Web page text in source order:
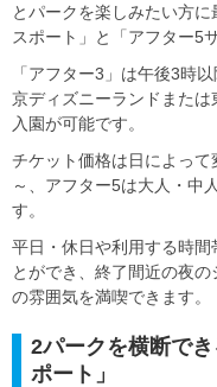
とパークを楽しみたい方
スポート」と「アフター5
「アフター3」は午後3時
京ディズニーランドまた
入園が可能です。
チケット価格は日によっ
～、アフター5は大人・中
す。
平日・休日や利用する時間
とができ、終了間近の夜
の雰囲気を満喫できます。
2パークを横断で
ポート」